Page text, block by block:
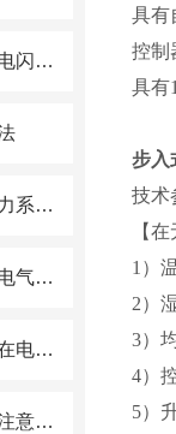
雷电冲击发生器：模拟自然界电闪的实验设备
三倍频感应耐压试验装置，电力系统测试的重要工具
三倍频感应耐压试验发生器：电气安全检测的守护神
行业推荐：便携式电缆刺扎器在电缆工程中的应用
使用三相电能表效验仪时需要注意以下几点
具有
控制
具有
步入
技术
【
1）
2）
3）
4）
5）